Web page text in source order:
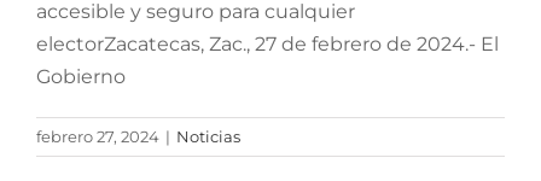
accesible y seguro para cualquier
electorZacatecas, Zac., 27 de febrero de 2024.- El
Gobierno
febrero 27, 2024 | Noticias